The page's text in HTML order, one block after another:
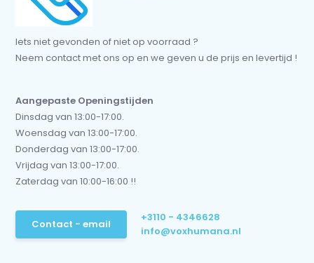
Iets niet gevonden of niet op voorraad ?
Neem contact met ons op en we geven u de prijs en levertijd !
Aangepaste Openingstijden
Dinsdag van 13:00-17:00.
Woensdag van 13:00-17:00.
Donderdag van 13:00-17:00.
Vrijdag van 13:00-17:00.
Zaterdag van 10:00-16:00 !!
Contact - email
+3110 - 4346628
info@voxhumana.nl